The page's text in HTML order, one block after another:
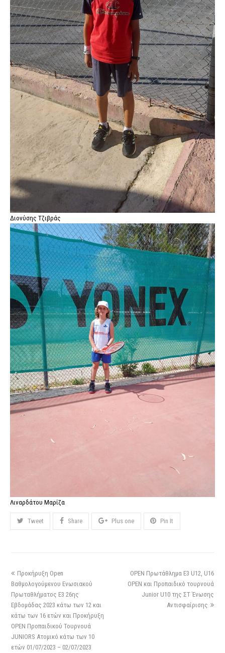
Διονύσης Τζιβράς
Λιναρδάτου Μαρίζα
Tweet Share Plus one Pin It
Προκήρυξη Open
Βαθμολογούμενου Ενωσιακού
Πρωταθλήματος Ε3 26ης
Εβδομάδας 2023 κάτω των 12 και
κάτω των 16 ετών και Προκήρυξη
OPEN Προπαιδικού Τουρνουά
JUNIORS Ατομικό κάτω των 10
ετών 01/07/2023 – 02/07/2023
OPEN Πρωτάθλημα Ε3 U12, U16
OPEN και Προπαιδικό τουρνουά
Junior U10 της ΣΤ Ένωσης
Αντισφαίρισης